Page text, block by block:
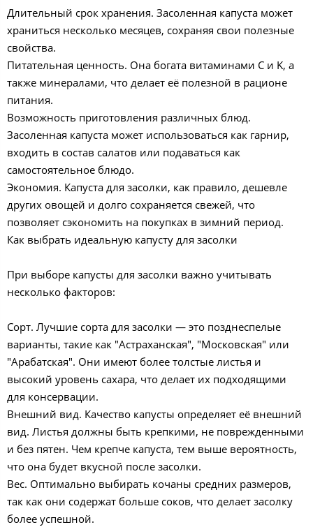
Длительный срок хранения. Засоленная капуста может
храниться несколько месяцев, сохраняя свои полезные
свойства.
Питательная ценность. Она богата витаминами C и K, а
также минералами, что делает её полезной в рационе
питания.
Возможность приготовления различных блюд.
Засоленная капуста может использоваться как гарнир,
входить в состав салатов или подаваться как
самостоятельное блюдо.
Экономия. Капуста для засолки, как правило, дешевле
других овощей и долго сохраняется свежей, что
позволяет сэкономить на покупках в зимний период.
Как выбрать идеальную капусту для засолки
При выборе капусты для засолки важно учитывать
несколько факторов:
Сорт. Лучшие сорта для засолки — это позднеспелые
варианты, такие как "Астраханская", "Московская" или
"Арабатская". Они имеют более толстые листья и
высокий уровень сахара, что делает их подходящими
для консервации.
Внешний вид. Качество капусты определяет её внешний
вид. Листья должны быть крепкими, не поврежденными
и без пятен. Чем крепче капуста, тем выше вероятность,
что она будет вкусной после засолки.
Вес. Оптимально выбирать кочаны средних размеров,
так как они содержат больше соков, что делает засолку
более успешной.